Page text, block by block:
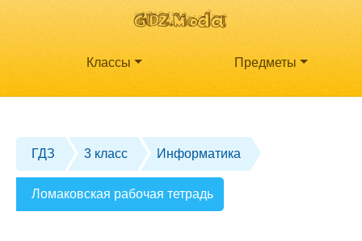
Классы Предметы
ГДЗ 3 класс Информатика
Ломаковская рабочая тетрадь